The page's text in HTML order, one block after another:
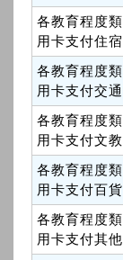
各教育程度
用卡支付住
各教育程度
用卡支付交
各教育程度
用卡支付文
各教育程度
用卡支付百
各教育程度
用卡支付其